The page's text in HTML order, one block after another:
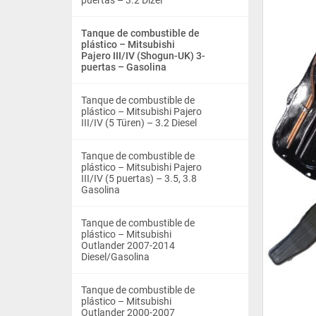
Tanque de combustible de
plástico – Mitsubishi
Pajero III/IV (Shogun-UK) 3-
puertas – Gasolina
Tanque de combustible de
plástico – Mitsubishi Pajero
III/IV (5 Türen) – 3.2 Diesel
Tanque de combustible de
plástico – Mitsubishi Pajero
III/IV (5 puertas) – 3.5, 3.8
Gasolina
Tanque de combustible de
plástico – Mitsubishi
Outlander 2007-2014
Diesel/Gasolina
Tanque de combustible de
plástico – Mitsubishi
Outlander 2000-2007